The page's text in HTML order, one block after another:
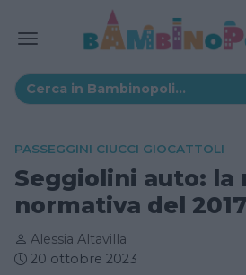
PASSEGGINI CIUCCI GIOCATTOLI
Seggiolini auto: la
normativa del 2017
Alessia Altavilla
20 ottobre 2023